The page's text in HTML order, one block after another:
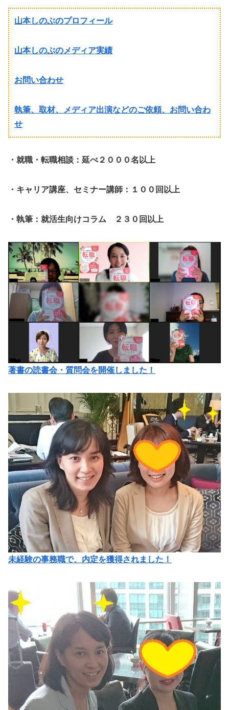
山本しのぶのプロフィール
山本しのぶのメディア実績
お問い合わせ
執筆、取材、メディア出演などのご依頼、お問い合わ
せ
・就職・転職相談：延べ２０００名以上
・キャリア講座、セミナー講師：１００回以上
・執筆：就活生向けコラム ２３０回以上
著書の読書会・質問会を開催しました！
未経験の事務職で、内定を獲得されました！